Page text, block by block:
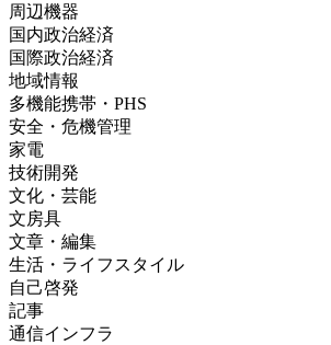
周辺機器
国内政治経済
国際政治経済
地域情報
多機能携帯・PHS
安全・危機管理
家電
技術開発
文化・芸能
文房具
文章・編集
生活・ライフスタイル
自己啓発
記事
通信インフラ